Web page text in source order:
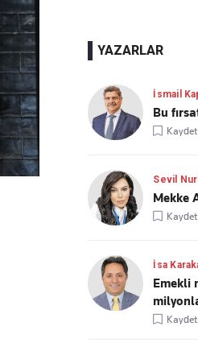
YAZARLAR
İsmail
Bu
Kaydet
Sevil
Mekke
Kaydet
İsa
Emekli
Kaydet